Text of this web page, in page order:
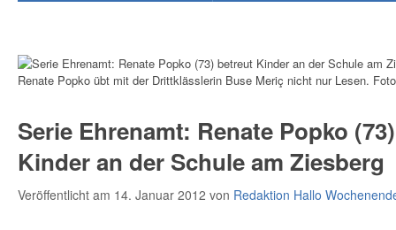
Renate Popko übt mit der Drittklässlerin Buse Meriç nicht nur Lesen.
Serie Ehrenamt: Renate Popko
Kinder an der Schule am Ziesberg
Veröffentlicht am 14. Januar 2012 von Redaktion Hallo